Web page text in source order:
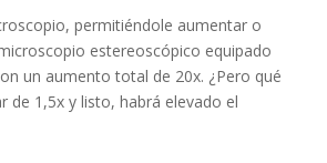
permitiéndole aumentar o
estereoscópico equipado
un aumento total de 20x. ¿Pero qué
de 1,5x y listo, habrá elevado el